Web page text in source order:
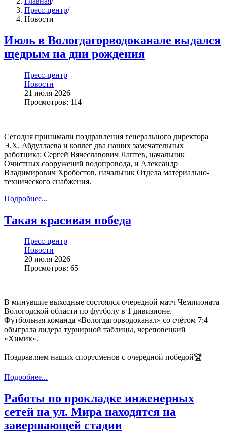
Пресс-центр/
Новости
Июль в Вологдагорводоканале выдался
щедрым на дни рождения
Пресс-центр
Новости
21 июля 2026
Просмотров: 114
Сегодня принимали поздравления генерального директора
Э.Х. Абдуллаева и коллег два наших замечательных
работника: Сергей Вячеславович Лаптев, начальник
Очистных сооружений водопровода, и Александр
Владимирович Хробостов, начальник Отдела материально-
технического снабжения.
Подробнее...
️Такая красивая победа
Пресс-центр
Новости
20 июля 2026
Просмотров: 65
В минувшие выходные состоялся очередной матч Чемпионата
Вологодской области по футболу в 1 дивизионе.
Футбольная команда «Вологдагорводоканал» со счётом 7:4
обыграла лидера турнирной таблицы, череповецкий
«Химик».
Поздравляем наших спортсменов с очередной победой🏆
Подробнее...
Работы по прокладке инженерных
сетей на ул. Мира находятся на
завершающей стадии